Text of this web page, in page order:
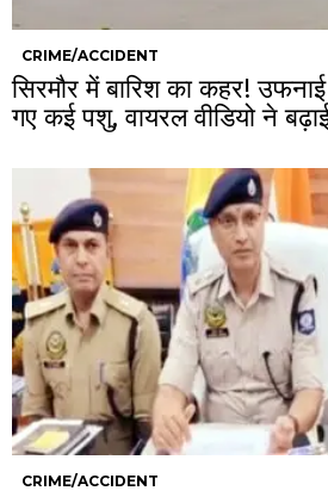
CRIME/ACCIDENT
सिरमौर में बारिश का कहर!
गए कई पशु, वायरल वीडियो ने
CRIME/ACCIDENT